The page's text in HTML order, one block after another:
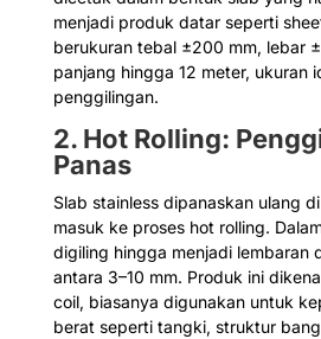
menjadi produk datar seperti
berukuran tebal ±200 mm, lebar
panjang hingga 12 meter, ukuran
penggilingan.
2. Hot Rolling:
Panas
Slab stainless dipanaskan ulang
masuk ke proses hot rolling.
digiling hingga menjadi lembaran
antara 3–10 mm. Produk ini
coil, biasanya digunakan untuk
berat seperti tangki, struktur